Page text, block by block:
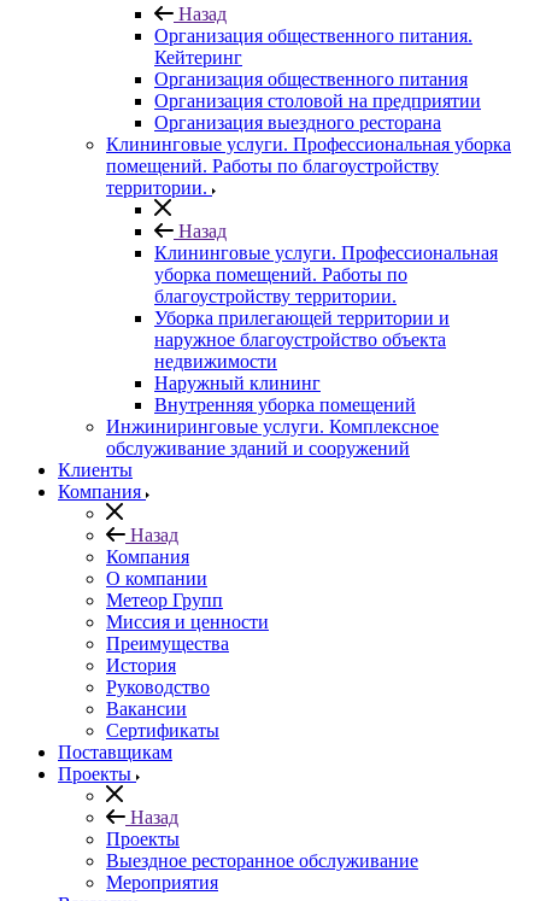
Назад
Организация общественного питания.
Кейтеринг
Организация общественного питания
Организация столовой на предприятии
Организация выездного ресторана
Клининговые услуги. Профессиональная уборка
помещений. Работы по благоустройству
территории.
Назад
Клининговые услуги. Профессиональная
уборка помещений. Работы по
благоустройству территории.
Уборка прилегающей территории и
наружное благоустройство объекта
недвижимости
Наружный клининг
Внутренняя уборка помещений
Инжиниринговые услуги. Комплексное
обслуживание зданий и сооружений
Клиенты
Компания
Назад
Компания
О компании
Метеор Групп
Миссия и ценности
Преимущества
История
Руководство
Вакансии
Сертификаты
Поставщикам
Проекты
Назад
Проекты
Выездное ресторанное обслуживание
Мероприятия